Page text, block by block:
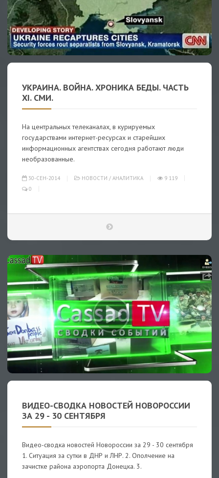
УКРАИНА. ВОЙНА. ХРОНИКА БЕДЫ. ЧАСТЬ
XI. СМИ.
На центральных телеканалах, в курируемых
государствами интернет-ресурсах и старейших
информационных агентствах сегодня работают люди
необразованные.
30-СЕН-2014 НОВОСТИ / АНАЛИТИКА
9 119
0
ВИДЕО-СВОДКА НОВОСТЕЙ НОВОРОССИИ
ЗА 29 - 30 СЕНТЯБРЯ
Видео-сводка новостей Новороссии за 29 - 30 сентября
1. Ситуация за сутки в ДНР и ЛНР. 2. Ополчение на
зачистке района аэропорта Донецка. 3.